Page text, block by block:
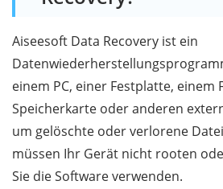
Aiseesoft Data Recovery ist ein
einem PC, einer Festplatte, einem
Speicherkarte oder anderen
um gelöschte oder verlorene
müssen Ihr Gerät nicht rooten
Sie die Software verwenden.